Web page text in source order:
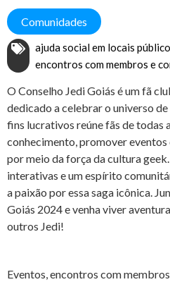
Comunidades
ajuda social em locais
encontros com membros e
O Conselho Jedi Goiás é um fã
dedicado a celebrar o universo
fins lucrativos reúne fãs de todas
conhecimento, promover
por meio da força da cultura
interativas e um espírito
a paixão por essa saga icônica.
Goiás 2024 e venha viver
outros Jedi!
Eventos, encontros com